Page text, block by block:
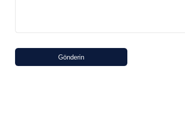
Gönderin